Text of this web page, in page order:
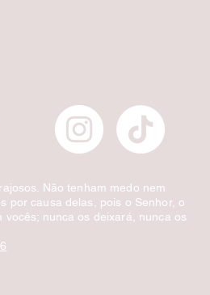
Não tenham medo nem
por causa delas, pois o Senhor, o
vocês; nunca os deixará, nunca os